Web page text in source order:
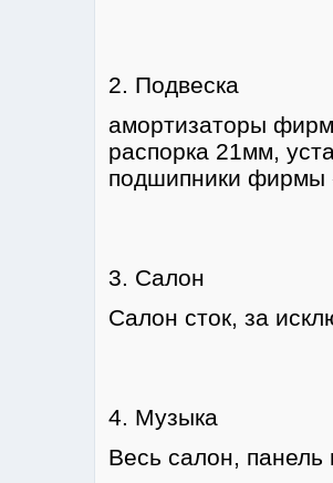
2. Подвеска
амортизаторы
распорка 21мм,
подшипники фирмы
3. Салон
Салон сток, за
4. Музыка
Весь салон, панель